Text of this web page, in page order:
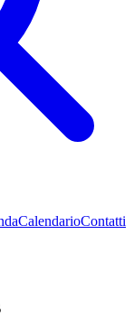
CalendarioContatti